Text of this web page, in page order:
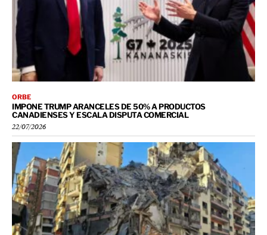
ORBE
IMPONE TRUMP ARANCELES DE 50% A PRODUCTOS
CANADIENSES Y ESCALA DISPUTA COMERCIAL
22/07/2026